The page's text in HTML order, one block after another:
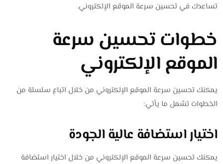
تساعدك في تحسين سرعة الموقع الإلكتروني.
خطوات تحسين سرعة
الموقع الإلكتروني
يمكنك تحسين سرعة الموقع الإلكتروني من خلال اتباع سلسلة من
الخطوات تشمل ما يأتي:
اختيار استضافة عالية الجودة
يمكنك تحسين سرعة الموقع الإلكتروني من خلال اختيار استضافة